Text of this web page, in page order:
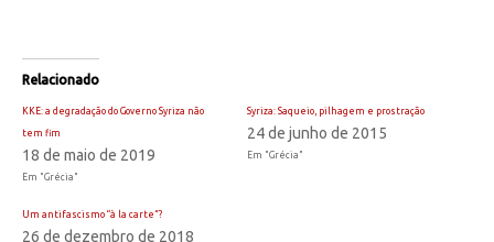
Relacionado
KKE: a degradação do Governo Syriza não
tem fim
18 de maio de 2019
Em "Grécia"
Syriza: Saqueio, pilhagem e prostração
24 de junho de 2015
Em "Grécia"
Um antifascismo “à la carte”?
26 de dezembro de 2018